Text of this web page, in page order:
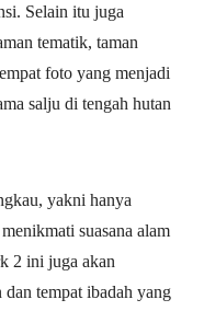
Selain itu juga
tematik, taman
foto yang menjadi
salju di tengah hutan
yakni hanya
suasana alam
2 ini juga akan
dan tempat ibadah yang